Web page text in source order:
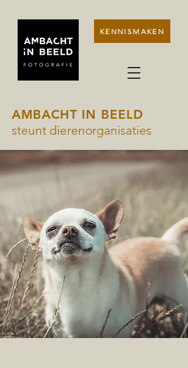
KENNISMAKEN
AMBACHT IN BEELD
steunt dierenorganisaties